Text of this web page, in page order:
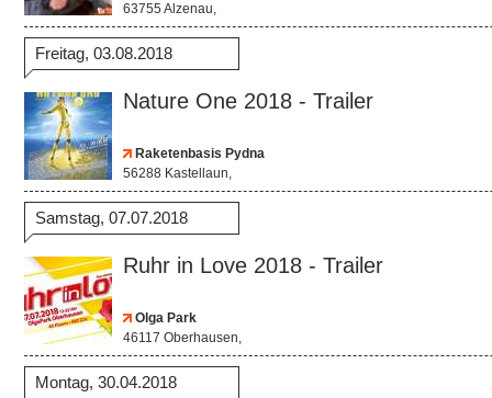
63755 Alzenau,
Freitag, 03.08.2018
Nature One 2018 - Trailer
Raketenbasis Pydna
56288 Kastellaun,
Samstag, 07.07.2018
Ruhr in Love 2018 - Trailer
Olga Park
46117 Oberhausen,
Montag, 30.04.2018